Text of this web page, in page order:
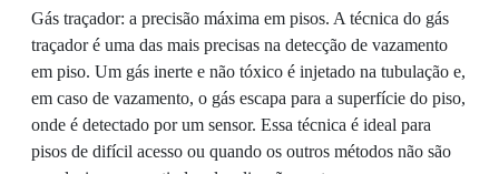
Gás traçador: a precisão máxima em pisos. A técnica do gás
traçador é uma das mais precisas na detecção de vazamento
em piso. Um gás inerte e não tóxico é injetado na tubulação e,
em caso de vazamento, o gás escapa para a superfície do piso,
onde é detectado por um sensor. Essa técnica é ideal para
pisos de difícil acesso ou quando os outros métodos não são